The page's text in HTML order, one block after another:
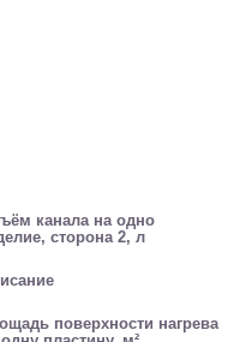
канала на одно
сторона 2, л
поверхности нагрева